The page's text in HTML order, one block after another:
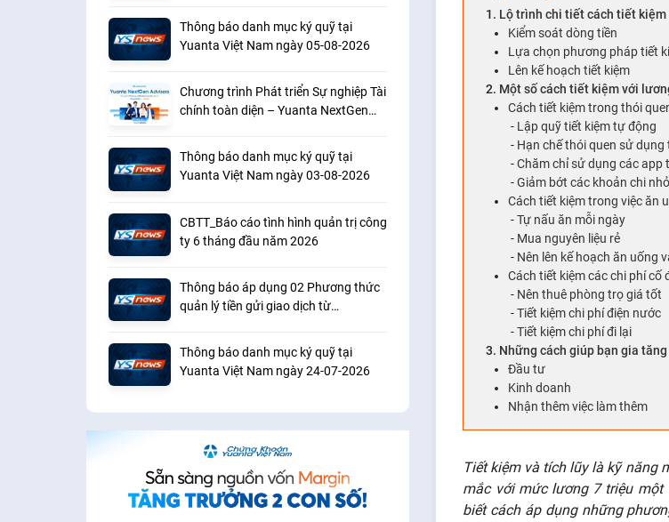
Thông báo danh mục ký quỹ tại
Yuanta Việt Nam ngày 05-08-2026
Chương trình Phát triển Sự nghiệp Tài
chính toàn diện – Yuanta NextGen
Thông báo danh mục ký quỹ tại
Yuanta Việt Nam ngày 03-08-2026
CBTT_Báo cáo tình hình quản trị công
ty 6 tháng đầu năm 2026
Thông báo áp dụng 02 Phương thức
quản lý tiền gửi giao dịch từ
Thông báo danh mục ký quỹ tại
Yuanta Việt Nam ngày 24-07-2026
Lộ trình chi tiết cách tiết
Kiểm soát dòng tiền
Lựa chọn phương pháp tiết
Lên kế hoạch tiết kiệm
Một số cách tiết kiệm với
Cách tiết kiệm trong thói
Lập quỹ tiết kiệm tự động
Hạn chế thói quen sử dụng
Chăm chỉ sử dụng các app
Giảm bớt các khoản chi
Cách tiết kiệm trong việc ăn
Tự nấu ăn mỗi ngày
Mua nguyên liệu rẻ
Nên lên kế hoạch ăn uống
Cách tiết kiệm các chi phí cố
Nên thuê phòng trọ giá tốt
Tiết kiệm chi phí điện nước
Tiết kiệm chi phí đi lại
Những cách giúp bạn gia
Đầu tư
Kinh doanh
Nhận thêm việc làm thêm
Tiết kiệm và tích lũy là kỹ năng
mắc với mức lương 7 triệu một
biết cách áp dụng những